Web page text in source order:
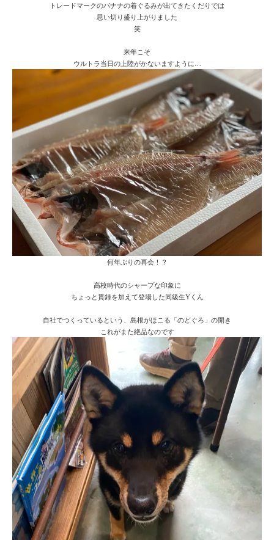
トレードマークのバナナの着ぐるみが出てきたくだりでは
思い切り盛り上がりました
笑
来年こそ
ウルトラ当日の上陸がかないますように…
何年ぶりの再会！？
高校時代のシャープな印象に
ちょっと貫録を加えて登場した同級生Yくん
自社でつくっているという、島根がほこる「のどぐろ」の開き
これがまた絶品なのです